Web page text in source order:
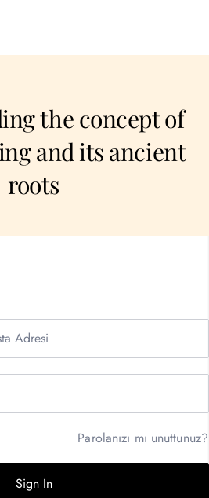
the concept of
and its ancient
roots
Parolanızı mı unuttunuz?
Sign In